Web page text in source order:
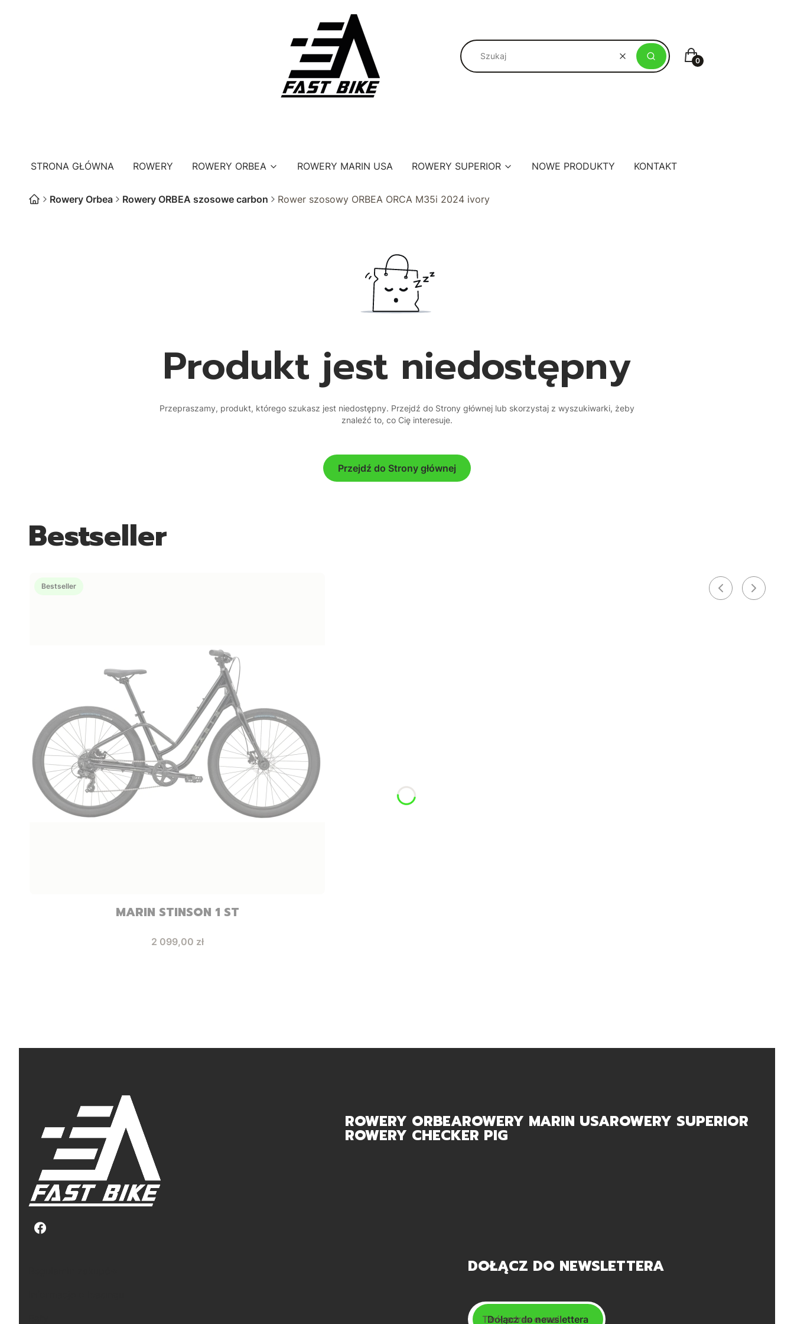
WyczyśćSzukaj
Koszyk
STRONA GŁÓWNA ROWERY ROWERY ORBEA ROWERY MARIN USA ROWERY SUPERIOR NOWE PRODUKTY KONTAKT
Rowery Orbea Rowery ORBEA szosowe carbon Rower szosowy ORBEA ORCA M35i 2024 ivory
Produkt jest niedostępny
Przepraszamy, produkt, którego szukasz jest niedostępny. Przejdź do Strony głównej lub skorzystaj z wyszukiwarki, żeby
znaleźć to, co Cię interesuje.
Przejdź do Strony głównej
Bestseller
Bestseller
MARIN STINSON 1 ST
Cena
2 099,00 zł
ROWERY ORBEAROWERY MARIN USAROWERY SUPERIOR
ROWERY CHECKER PIG
DOŁĄCZ DO NEWSLETTERA
Twój adres e-mail
Dołącz do newslettera